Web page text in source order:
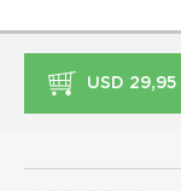
USD 29,95